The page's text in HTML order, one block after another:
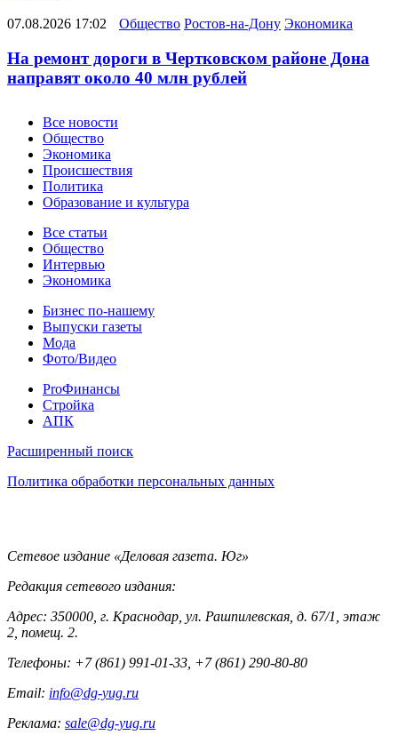
07.08.2026 17:02 Общество Ростов-на-Дону Экономика
На ремонт дороги в Чертковском районе Дона
направят около 40 млн рублей
Новости
Все новости
Общество
Экономика
Происшествия
Политика
Образование и культура
Статьи
Все статьи
Общество
Интервью
Экономика
Разное
Бизнес по-нашему
Выпуски газеты
Мода
Фото/Видео
Pro
ProФинансы
Стройка
АПК
Информация
Расширенный поиск
Политика обработки персональных данных
Контакты
Сетевое издание «Деловая газета. Юг»
Редакция сетевого издания:
Адрес: 350000, г. Краснодар, ул. Рашпилевская, д. 67/1, этаж
2, помещ. 2.
Телефоны: +7 (861) 991-01-33, +7 (861) 290-80-80
Email: info@dg-yug.ru
Реклама: sale@dg-yug.ru